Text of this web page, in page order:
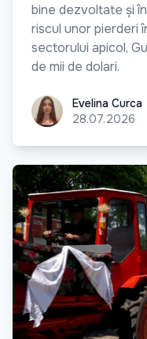
bine dezvoltate și
riscul unor pierderi
sectorului apicol,
de mii de dolari.
Evelina CurcaEvelina Curca
28.07.2026